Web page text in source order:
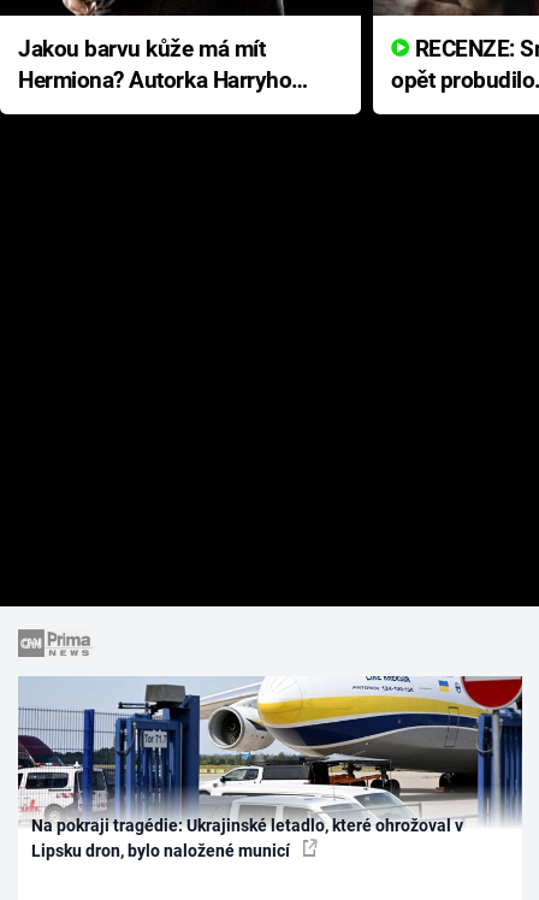
Jakou barvu kůže má mít
Hermiona? Autorka Harryho
Pottera přišla s ráznou
opět
přichází s
Na pokraji tragédie: Ukrajinské letadlo, které ohrožoval v
Lipsku dron, bylo naložené municí